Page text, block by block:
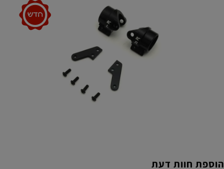
הוספת חוות דעת